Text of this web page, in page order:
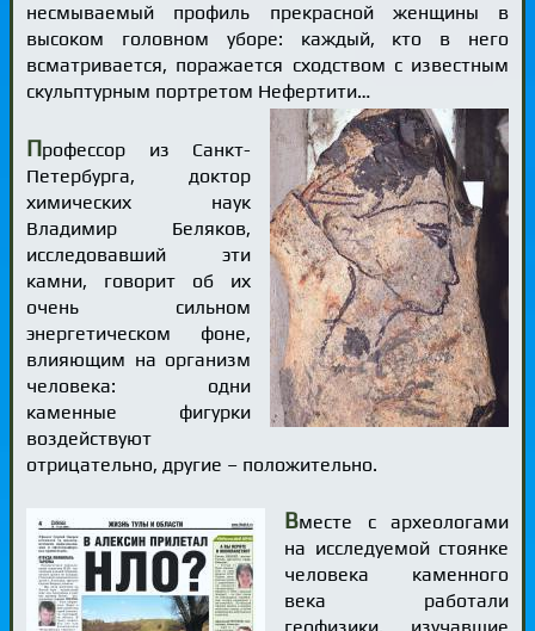
несмываемый профиль прекрасной женщины в
высоком головном уборе: каждый, кто в него
всматривается, поражается сходством с известным
скульптурным портретом Нефертити…
Профессор из Санкт-
Петербурга, доктор
химических наук
Владимир Беляков,
исследовавший эти
камни, говорит об их
очень сильном
энергетическом фоне,
влияющим на организм
человека: одни
каменные фигурки
воздействуют
отрицательно, другие – положительно.
Вместе с археологами
на исследуемой стоянке
человека каменного
века работали